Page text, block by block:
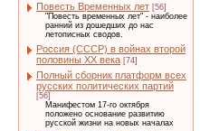
Повесть Временных лет [56]
"Повесть временных лет" - наиболее
ранний из дошедших до нас
летописных сводов.
Россия (СССР) в войнах второй
половины XX века [74]
Полный сборник платформ всех
русских политических партий
[56]
Манифестом 17-го октября
положено основание развитию
русской жизни на новых началах